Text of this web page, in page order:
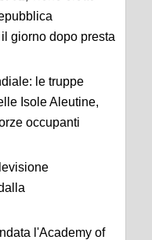
giorno dopo presta
le truppe
Isole Aleutine,
occupanti
l'Academy of